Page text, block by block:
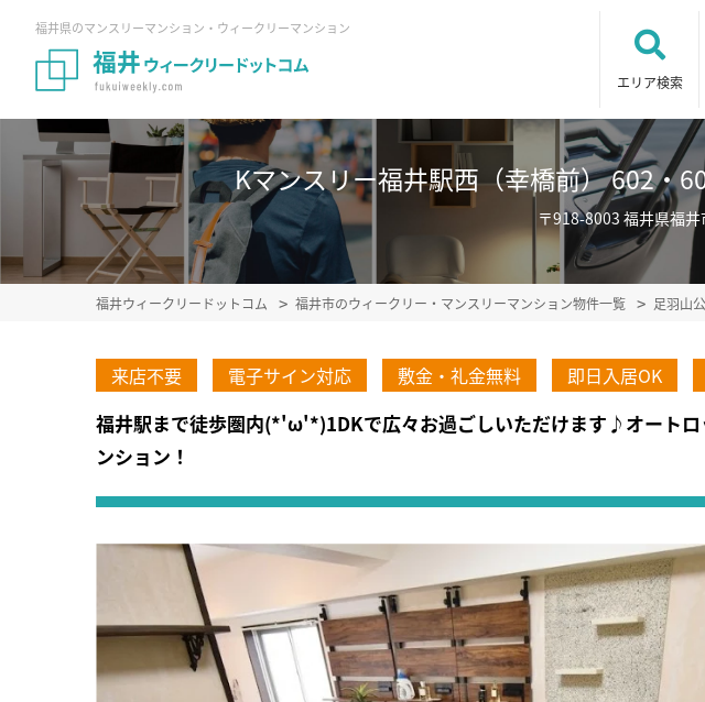
福井県のマンスリーマンション・ウィークリーマンション
エリア検索
Kマンスリー福井駅西（幸橋前） 602・
〒918-8003 福井県福
福井ウィークリードットコム 福井市のウィークリー・マンスリーマンション物件一覧 足羽山
来店不要 電子サイン対応 敷金・礼金無料 即日入居OK
福井駅まで徒歩圏内(*'ω'*)1DKで広々お過ごしいただけます♪オート
ンション！